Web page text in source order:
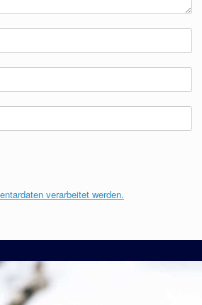
verarbeitet werden.